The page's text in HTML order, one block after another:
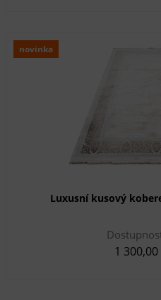
novinka
Luxusní kusový
1 300,00